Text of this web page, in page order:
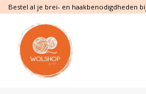
Bestel al je brei- en haakbenodigdheden